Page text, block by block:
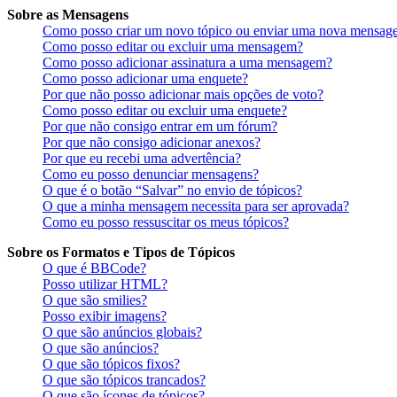
Sobre as Mensagens
Como posso criar um novo tópico ou enviar uma nova
Como posso editar ou excluir uma mensagem?
Como posso adicionar assinatura a uma mensagem?
Como posso adicionar uma enquete?
Por que não posso adicionar mais opções de voto?
Como posso editar ou excluir uma enquete?
Por que não consigo entrar em um fórum?
Por que não consigo adicionar anexos?
Por que eu recebi uma advertência?
Como eu posso denunciar mensagens?
O que é o botão “Salvar” no envio de tópicos?
O que a minha mensagem necessita para ser aprovada?
Como eu posso ressuscitar os meus tópicos?
Sobre os Formatos e Tipos de Tópicos
O que é BBCode?
Posso utilizar HTML?
O que são smilies?
Posso exibir imagens?
O que são anúncios globais?
O que são anúncios?
O que são tópicos fixos?
O que são tópicos trancados?